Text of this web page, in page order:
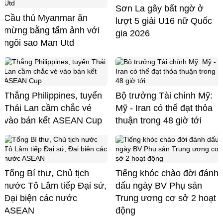
Cầu thủ Myanmar ăn
mừng bằng tấm ảnh với
ngôi sao Man Utd
Sơn La gây bất ngờ ở
lượt 5 giải U16 nữ Quốc
gia 2026
Thắng Philippines, tuyển
Thái Lan cầm chắc vé
vào bán kết ASEAN Cup
Bộ trưởng Tài chính Mỹ:
Mỹ - Iran có thể đạt thỏa
thuận trong 48 giờ tới
Tổng Bí thư, Chủ tịch
nước Tô Lâm tiếp Đại sứ,
Đại biện các nước
ASEAN
Tiếng khóc chào đời đánh
dấu ngày BV Phụ sản
Trung ương cơ sở 2 hoạt
động